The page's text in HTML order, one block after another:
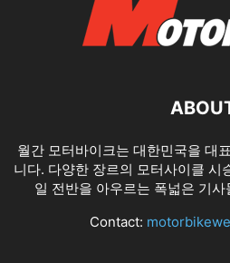
월간 모터바이크는 대한민국을 대
니다. 다양한 장르의 모터사이클 시
일 전반을 아우르는 폭넓은 기
Contact: